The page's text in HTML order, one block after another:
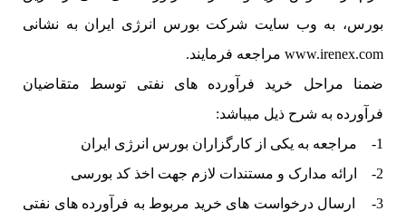
بورس، به وب سایت شرکت بورس انرژی ایران به نشانی
www.irenex.com مراجعه فرمایند.
ضمنا مراحل خرید فرآورده های نفتی توسط متقاضیان
فرآورده به شرح ذیل میباشد:
1- مراجعه به یکی از کارگزاران بورس انرژی ایران
2- ارائه مدارک و مستندات لازم جهت اخذ کد بورسی
3- ارسال درخواست های خرید مربوط به فرآورده های نفتی